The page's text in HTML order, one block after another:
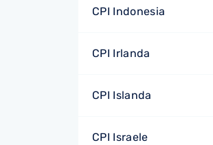
CPI Indonesia
CPI Irlanda
CPI Islanda
CPI Israele